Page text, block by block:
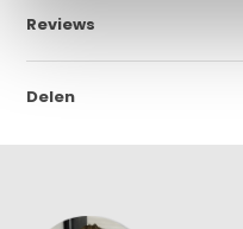
Reviews
Delen